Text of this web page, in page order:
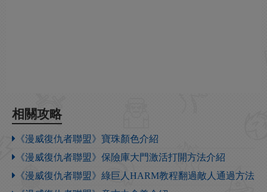
相關攻略
《漫威復仇者聯盟》寶珠顏色介紹
《漫威復仇者聯盟》保險庫大門激活打開方法介紹
《漫威復仇者聯盟》綠巨人HARM教程翻過敵人通過方法